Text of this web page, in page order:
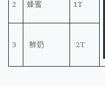
2 蜂蜜 1T
3 鮮奶 2T